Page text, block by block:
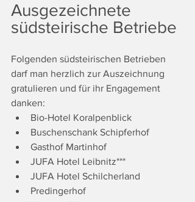
Ausgezeichnete
südsteirische Betriebe
Folgenden südsteirischen Betrieben
darf man herzlich zur Auszeichnung
gratulieren und für ihr Engagement
danken:
Bio-Hotel Koralpenblick
Buschenschank Schipferhof
Gasthof Martinhof
JUFA Hotel Leibnitz***
JUFA Hotel Schilcherland
Predingerhof